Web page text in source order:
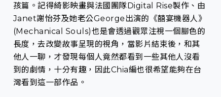
孩篇。記得綺影映畫與法國團隊Digital Rise製作、由
Janet謝怡芬及她老公George出演的《囍宴機器人》
(Mechanical Souls)也是會透過觀眾注視一個腳色的
長度，去改變故事呈現的視角，當影片結束後，和其
他人一聊，才發現每個人竟然都看到一些其他人沒看
到的劇情，十分有趣，因此Chia編也很希望能夠在台
灣看到這一部作品。